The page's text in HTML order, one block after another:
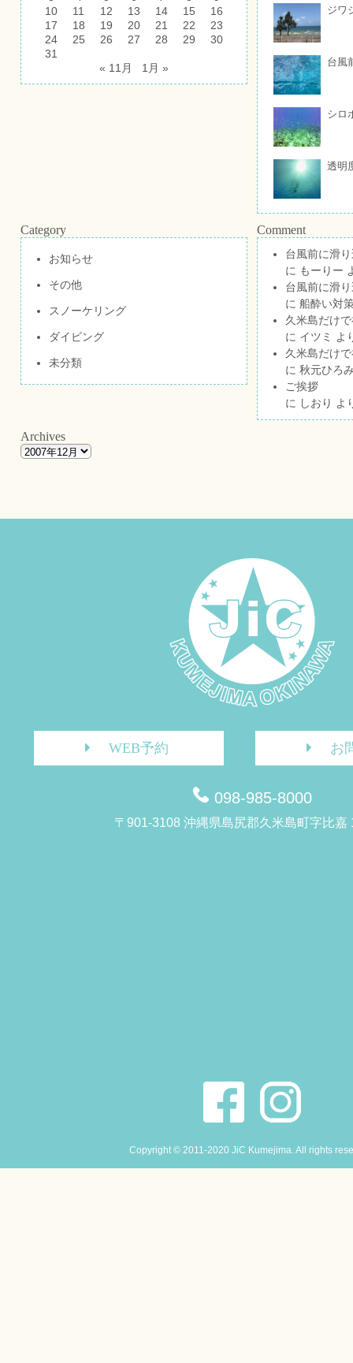
10
11 12 13 14 15
16
17
18 19 20 21 22
23
24
25 26 27 28 29
30
31
« 11月
1月 »
ジワ
台風
シロ
透明
Category
お知らせ
その他
スノーケリング
ダイビング
未分類
Comment
台風前に滑
に もーりー
台風前に滑
に 船酔い対
久米島だけ
に イツミ
よ
久米島だけ
に 秋元ひろ
ご挨拶
に しおり よ
Archives
WEB予約 お
098-985-8000
〒901-3108 沖縄県島尻郡久米島町字比嘉
Copyright © 2011-2020 JiC Kumejima. All rights